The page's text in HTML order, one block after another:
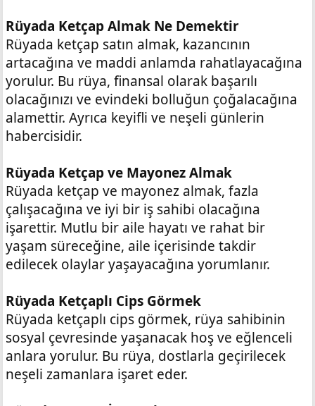
Rüyada Ketçap Almak Ne Demektir
Rüyada ketçap satın almak, kazancının
artacağına ve maddi anlamda rahatlayacağına
yorulur. Bu rüya, finansal olarak başarılı
olacağınızı ve evindeki bolluğun çoğalacağına
alamettir. Ayrıca keyifli ve neşeli günlerin
habercisidir.
Rüyada Ketçap ve Mayonez Almak
Rüyada ketçap ve mayonez almak, fazla
çalışacağına ve iyi bir iş sahibi olacağına
işarettir. Mutlu bir aile hayatı ve rahat bir
yaşam süreceğine, aile içerisinde takdir
edilecek olaylar yaşayacağına yorumlanır.
Rüyada Ketçaplı Cips Görmek
Rüyada ketçaplı cips görmek, rüya sahibinin
sosyal çevresinde yaşanacak hoş ve eğlenceli
anlara yorulur. Bu rüya, dostlarla geçirilecek
neşeli zamanlara işaret eder.